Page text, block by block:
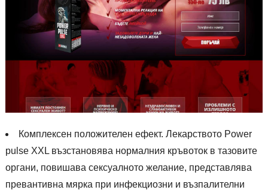
Комплексен положителен ефект. Лекарството Power
pulse XXL възстановява нормалния кръвоток в тазовите
органи, повишава сексуалното желание, представлява
превантивна мярка при инфекциозни и възпалителни